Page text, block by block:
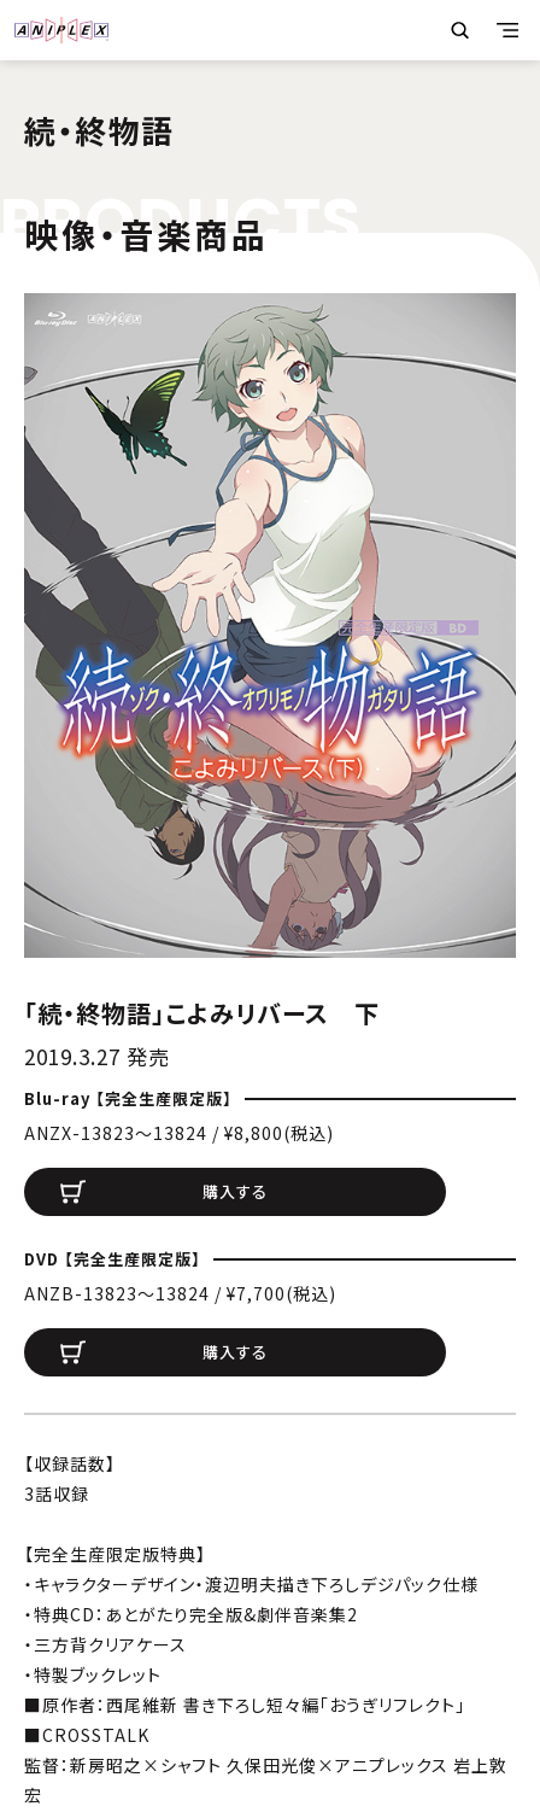
続・終物語
PRODUC
映像・音楽商品
「続・終物語」こよみリバース 下
2019.3.27 発売
Blu-ray 【完全生産限定版】
ANZX-13823〜13824 / ¥8,800(税込)
購入する
DVD 【完全生産限定版】
ANZB-13823〜13824 / ¥7,700(税込)
購入する
【収録話数】
3話収録
【完全生産限定版特典】
・キャラクターデザイン・渡辺明夫描き下ろしデジパック仕様
・特典CD：あとがたり完全版&劇伴音楽集2
・三方背クリアケース
・特製ブックレット
■原作者：西尾維新 書き下ろし短々編「おうぎリフレクト」
■CROSSTALK
監督：新房昭之×シャフト 久保田光俊×アニプレックス 岩上敦
宏